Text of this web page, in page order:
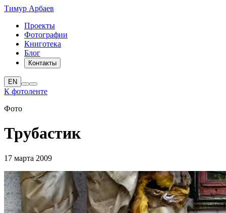
Тимур Арбаев
Проекты
Фотографии
Книготека
Блог
Контакты
EN
К фотоленте
Фото
Трубастик
17 марта 2009